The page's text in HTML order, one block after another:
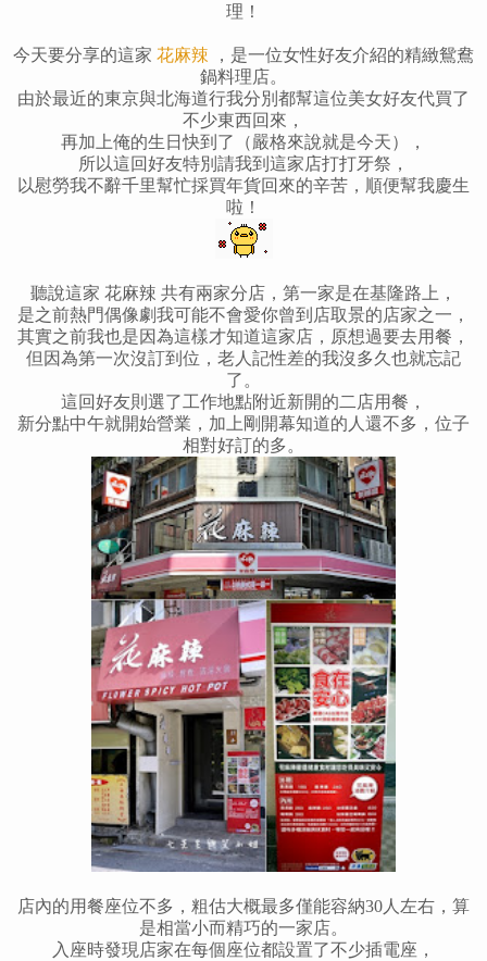
理！
今天要分享的這家 花麻辣 ，是一位女性好友介紹的精緻鴛鴦
鍋料理店。
由於最近的東京與北海道行我分別都幫這位美女好友代買了
不少東西回來，
再加上俺的生日快到了（嚴格來說就是今天），
所以這回好友特別請我到這家店打打牙祭，
以慰勞我不辭千里幫忙採買年貨回來的辛苦，順便幫我慶生
啦！
聽說這家 花麻辣 共有兩家分店，第一家是在基隆路上，
是之前熱門偶像劇我可能不會愛你曾到店取景的店家之一，
其實之前我也是因為這樣才知道這家店，原想過要去用餐，
但因為第一次沒訂到位，老人記性差的我沒多久也就忘記
了。
這回好友則選了工作地點附近新開的二店用餐，
新分點中午就開始營業，加上剛開幕知道的人還不多，位子
相對好訂的多。
店內的用餐座位不多，粗估大概最多僅能容納30人左右，算
是相當小而精巧的一家店。
入座時發現店家在每個座位都設置了不少插電座，